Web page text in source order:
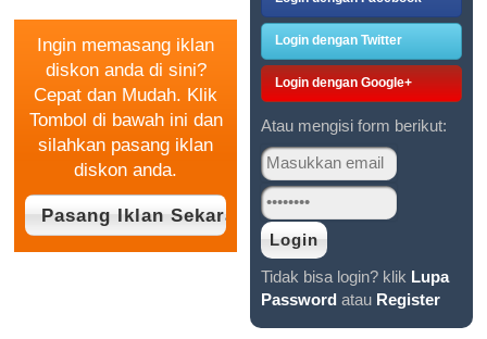
Ingin memasang iklan
diskon anda di sini?
Cepat dan Mudah. Klik
Tombol di bawah ini dan
silahkan pasang iklan
diskon anda.
Login dengan Twitter
Login dengan Google+
Atau mengisi form berikut:
Tidak bisa login? klik Lupa
Password atau Register